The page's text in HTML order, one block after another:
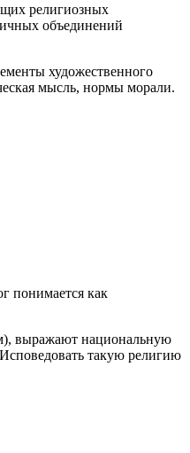
религиозных
объединений
художественного
мысль, нормы морали.
понимается как
выражают национальную
такую религию